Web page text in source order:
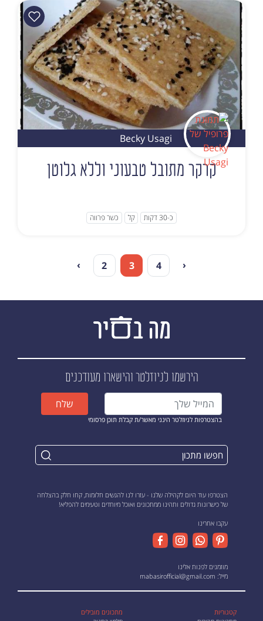
Becky Usagi
קרקר מתובל טבעוני וללא גלוטן
כ-30 דקות קל כשר פרווה
› 2 3 4 ‹
הירשמו לניוזלטרוהישארו מעודכנים
בהצטרפות לניוזלטר הינני מאשר/ת קבלת תוכן פרסומי
שלח
הצטרפו עוד היום לקהילה שלנו - עזרו לנו להגשים חלומות, קחו חלק בהצלחה
של כישרונות גדולים ותהינו ממתכונים ואוכל מיוחדים וטעימים להפליא!
עקבו אחרינו
מוזמנים לפנות אלינו
מייל: mabasirofficial@gmail.com
קטגוריות
מתכונים מובילים